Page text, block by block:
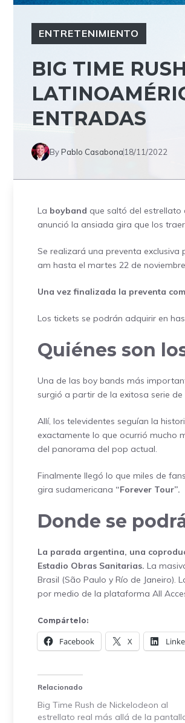
ENTRETENIMIENTO
BIG TIME
ENTRADAS
ByPablo Casabona 18/11/2022
La boyband que saltó del estrellato
anunció la ansiada gira que los
Se realizará una preventa exclusiva
am hasta el martes 22 de
Una vez finalizada la preventa
Los tickets se podrán adquirir en
Quiénes son
Una de las boy bands más
surgió a partir de la exitosa serie
Allí, los televidentes seguían la
exactamente lo que ocurrió mucho
del panorama del pop actual.
Finalmente llegó lo que miles de
gira sudamericana “Forever Tour”.
Donde se
La parada argentina, una
Estadio Obras Sanitarias. La
Brasil (São Paulo y Río de Janeiro).
por medio de la plataforma All
Compártelo:
Facebook X
Relacionado
Big Time Rush de Nickelodeon al
estrellato real más allá de la